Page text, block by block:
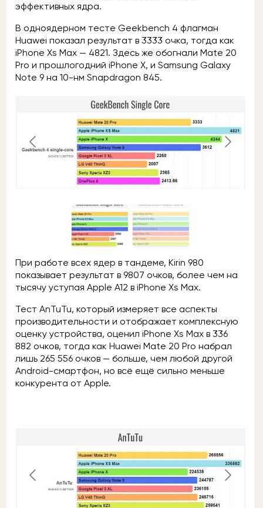
эффективных ядра.
В одноядерном тесте Geekbench 4 флагман
Huawei показал результат в 3333 очка, тогда как
iPhone Xs Max — 4821. Здесь же обогнали Mate 20
Pro и прошлогодний iPhone X, и Samsung Galaxy
Note 9 на 10-нм Snapdragon 845.
При работе всех ядер в тандеме, Kirin 980
показывает результат в 9807 очков, более чем на
тысячу уступая Apple A12 в iPhone Xs Max.
Тест AnTuTu, который измеряет все аспекты
производительности и отображает комплексную
оценку устройства, оценил iPhone Xs Max в 336
882 очков, тогда как Huawei Mate 20 Pro набрал
лишь 265 556 очков — больше, чем любой другой
Android-смартфон, но всё ещё сильно меньше
конкурента от Apple.